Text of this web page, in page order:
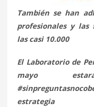
También se han
profesionales y las
las casi 10.000
El Laboratorio de
mayo
estrategia